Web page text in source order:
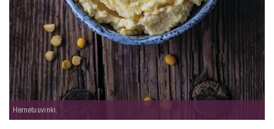
Hernetuuvinki.